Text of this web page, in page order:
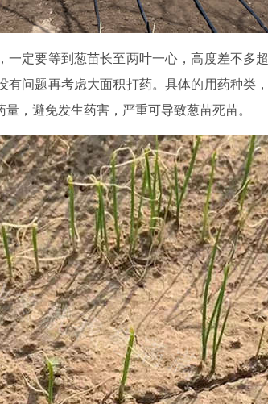
定要等到葱苗长至两叶一心，高度差不多
问题再考虑大面积打药。具体的用药种类
，避免发生药害，严重可导致葱苗死苗。